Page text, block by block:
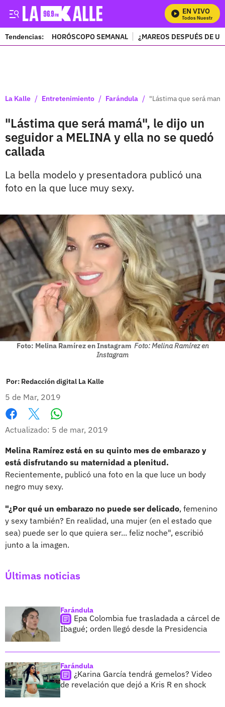
EN VIVO
Mira Todos Nuestros
Tendencias: HORÓSCOPO SEMANAL ¿MAREOS DESPUÉS DE
La Kalle / Entretenimiento / Farándula / "Lástima que será
"Lástima que será mamá", le dijo un
seguidor a MELINA y ella no se quedó
callada
La bella modelo y presentadora publicó una
foto en la que luce muy sexy.
Foto: Melina Ramírez en Instagram Foto: Melina Ramírez en
Instagram
Por: Redacción digital La Kalle
5 de Mar, 2019
Facebook
X
Actualizado: 5 de mar, 2019
Melina Ramírez está en su quinto mes de embarazo y
está disfrutando su maternidad a plenitud.
Recientemente, publicó una foto en la que luce un body
negro muy sexy.
"¿Por qué un embarazo no puede ser delicado, femenino
y sexy también? En realidad, una mujer (en el estado que
sea) puede ser lo que quiera ser... feliz noche", escribió
junto a la imagen.
Últimas noticias
Farándula
Epa Colombia fue trasladada a cárcel de
Ibagué; orden llegó desde la Presidencia
Farándula
¿Karina García tendrá gemelos? Video
de revelación que dejó a Kris R en shock